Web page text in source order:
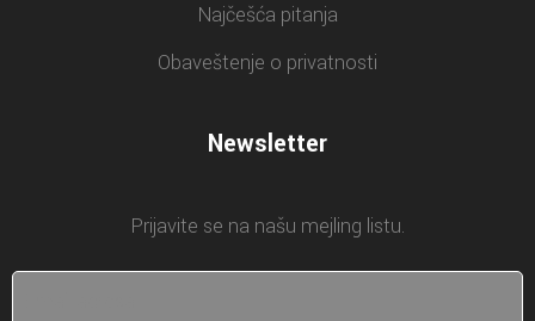
Najčešća pitanja
Obaveštenje o privatnosti
Newsletter
Prijavite se na našu mejling listu.